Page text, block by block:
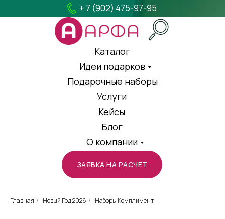
Каталог
Идеи подарков
Подарочные наборы
Кейсы
Блог
Услуги
О компании
+ 7 (902) 475-97-95
ЗАЯВКА НА РАСЧЕТ
Главная / Новый Год 2026 / Наборы Комплимент